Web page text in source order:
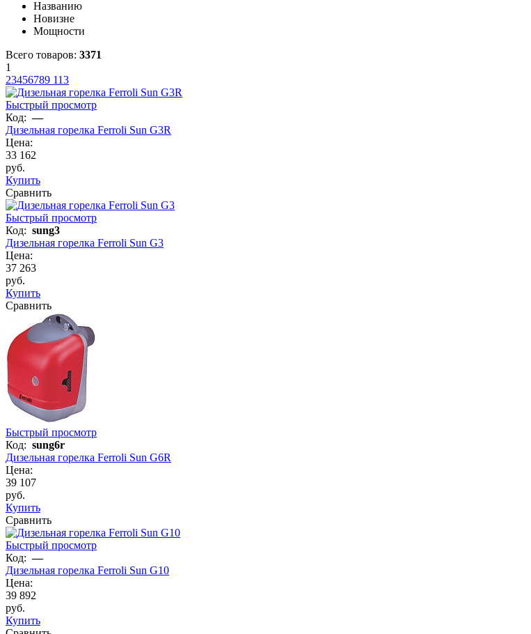
Названию
Новизне
Мощности
Всего товаров: 3371
1
23456789 113
Быстрый просмотр
Код:—
Дизельная горелка Ferroli Sun G3R
Цена:
33 162
руб.
Купить
Сравнить
Быстрый просмотр
Код: sung3
Дизельная горелка Ferroli Sun G3
Цена:
37 263
руб.
Купить
Сравнить
Быстрый просмотр
Код: sung6r
Дизельная горелка Ferroli Sun G6R
Цена:
39 107
руб.
Купить
Сравнить
Быстрый просмотр
Код:—
Дизельная горелка Ferroli Sun G10
Цена:
39 892
руб.
Купить